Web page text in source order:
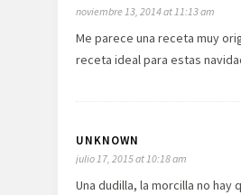
noviembre 13, 2014 at 11:13 am
Me parece una receta muy
receta ideal para estas
UNKNOWN
julio 17, 2015 at 10:18 am
Una dudilla, la morcilla no hay